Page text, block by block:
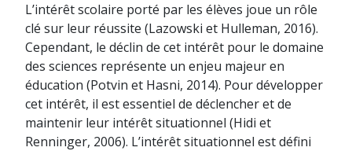
L’intérêt scolaire porté par les élèves joue un rôle
clé sur leur réussite (Lazowski et Hulleman, 2016).
Cependant, le déclin de cet intérêt pour le domaine
des sciences représente un enjeu majeur en
éducation (Potvin et Hasni, 2014). Pour développer
cet intérêt, il est essentiel de déclencher et de
maintenir leur intérêt situationnel (Hidi et
Renninger, 2006). L’intérêt situationnel est défini